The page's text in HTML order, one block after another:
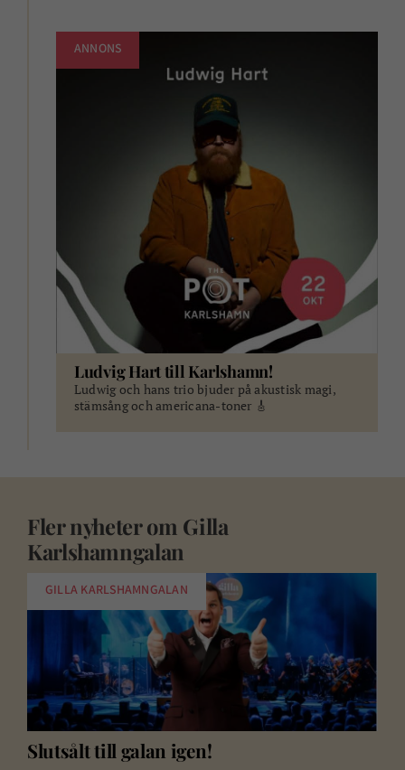
ANNONS
Ludvig Hart till Karlshamn!
Ludwig och hans trio bjuder på akustisk magi,
stämsång och americana-toner 🎸
Fler nyheter om Gilla
Karlshamngalan
GILLA KARLSHAMNGALAN
Slutsålt till galan igen!